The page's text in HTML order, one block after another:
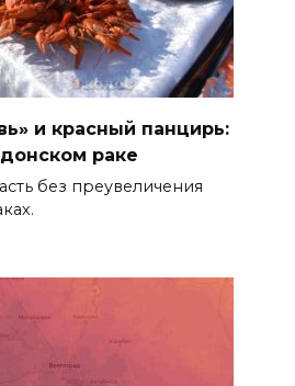
и красный панцирь:
раке
без преувеличения